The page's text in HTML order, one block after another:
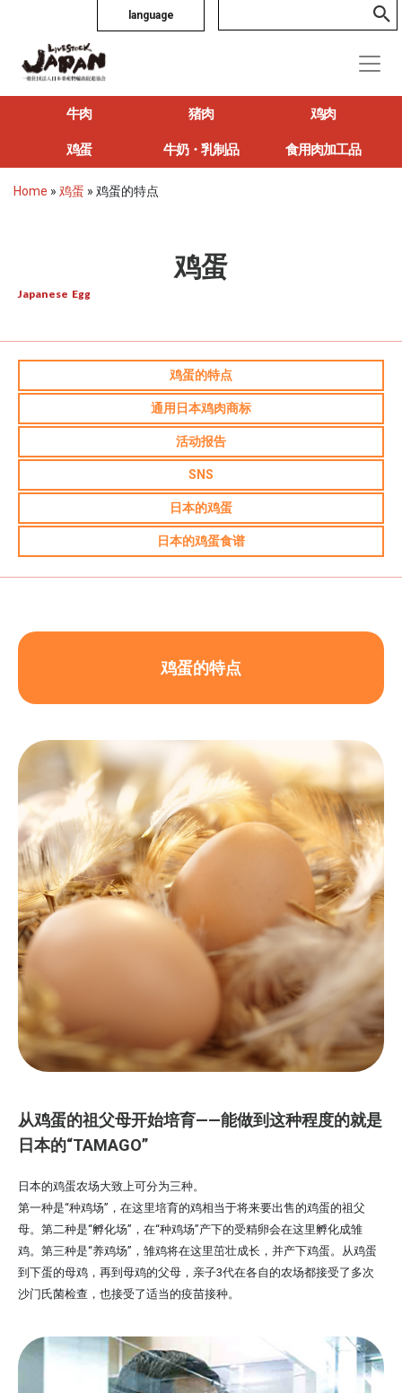
language
牛肉 猪肉 鸡肉
鸡蛋 牛奶・乳制品 食用肉加工品
Home » 鸡蛋 » 鸡蛋的特点
鸡蛋
Japanese Egg
鸡蛋的特点
通用日本鸡肉商标
活动报告
SNS
日本的鸡蛋
日本的鸡蛋食谱
鸡蛋的特点
从鸡蛋的祖父母开始培育——能做到这种程度的就是
日本的“TAMAGO”
日本的鸡蛋农场大致上可分为三种。
第一种是“种鸡场”，在这里培育的鸡相当于将来要出售的鸡蛋的祖父
母。第二种是“孵化场”，在“种鸡场”产下的受精卵会在这里孵化成雏
鸡。第三种是“养鸡场”，雏鸡将在这里茁壮成长，并产下鸡蛋。从鸡蛋
到下蛋的母鸡，再到母鸡的父母，亲子3代在各自的农场都接受了多次
沙门氏菌检查，也接受了适当的疫苗接种。